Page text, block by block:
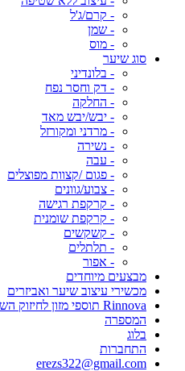
- קרם/ג'ל
- שמן
- מוס
סוג שיער
- בלונדיני
- דק וחסר נפח
- החלקה
- יבש/יבש מאד
- מרדני ומקורזל
- נשירה
- עבה
- פגום /קצוות מפוצלים
- צבוע/גוונים
- קרקפת רגישה
- קרקפת שומנית
- קשקשים
- תלתלים
- אפור
מבצעים מיוחדים
מכשירי עיצוב שיער ואביזרים
Rinnova תוספי מזון לחיזוק השיער
המספרה
בלוג
התחברות
erezs322@gmail.com